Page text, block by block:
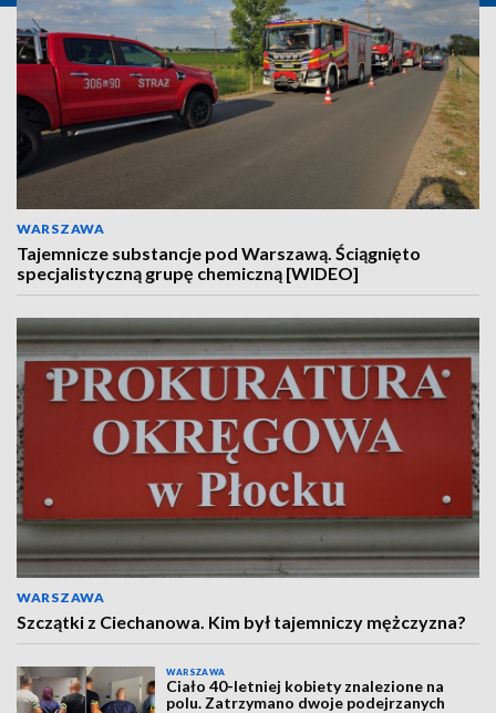
WARSZAWA
Tajemnicze substancje pod Warszawą. Ściągnięto
specjalistyczną grupę chemiczną [WIDEO]
WARSZAWA
Szczątki z Ciechanowa. Kim był tajemniczy mężczyzna?
WARSZAWA
Ciało 40-letniej kobiety znalezione na
polu. Zatrzymano dwoje podejrzanych